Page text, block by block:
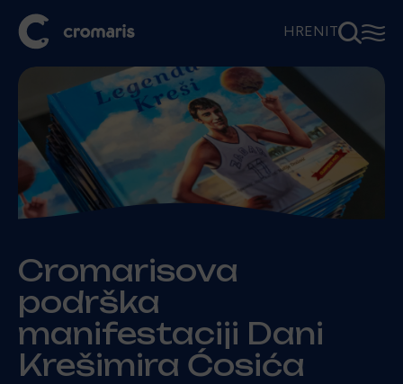
HREN IT⚲☰
Cromarisova
podrška
manifestaciji Dani
Krešimira Ćosića